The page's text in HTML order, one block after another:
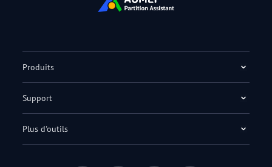
Produits
Support
Plus d'outils